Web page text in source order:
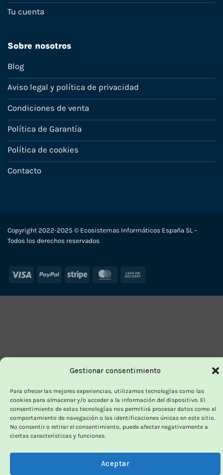
Gestionar consentimiento
Para ofrecer las mejores experiencias, utilizamos tecnologías como las
cookies para almacenar y/o acceder a la información del dispositivo. El
consentimiento de estas tecnologías nos permitirá procesar datos como el
comportamiento de navegación o las identificaciones únicas en este sitio.
No consentir o retirar el consentimiento, puede afectar negativamente a
ciertas características y funciones.
Aceptar
Tu cuenta
Sobre nosotros
Blog
Aviso legal y política de privacidad
Condiciones de venta
Política de Garantía
Política de cookies
Contacto
Copyright 2022-2025 © Ecosistemas Informáticos España SL –
Todos los derechos reservados
Visa PayPal Stripe MasterCard